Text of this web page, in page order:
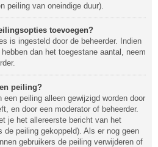
peiling van oneindige duur).
toevoegen?
is ingesteld door de beheerder. Indien
dan het toegestane aantal, neem
peiling?
peiling alleen gewijzigd worden door
en door een moderator of beheerder.
je het allereerste bericht van het
de peiling gekoppeld). Als er nog geen
gebruikers de peiling verwijderen of